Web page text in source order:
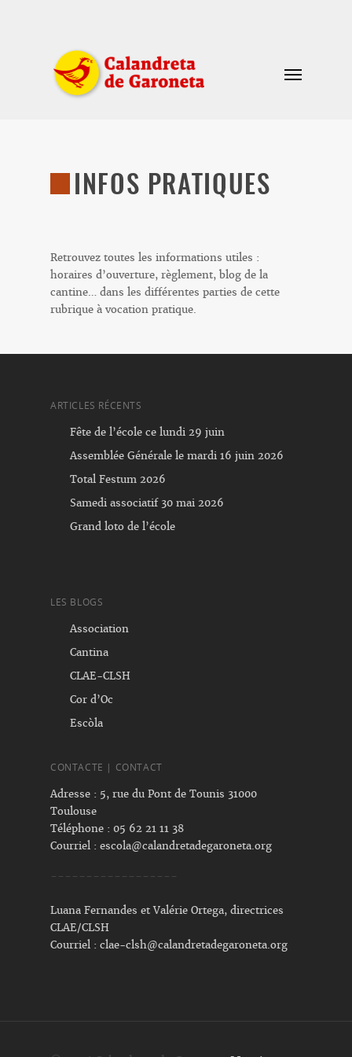
INFOS PRATIQUES
Retrouvez toutes les informations utiles :
horaires d’ouverture, règlement, blog de la
cantine… dans les différentes parties de cette
rubrique à vocation pratique.
ARTICLES RÉCENTS
Fête de l’école ce lundi 29 juin
Assemblée Générale le mardi 16 juin 2026
Total Festum 2026
Samedi associatif 30 mai 2026
Grand loto de l’école
LES BLOGS
Association
Cantina
CLAE-CLSH
Cor d’Oc
Escòla
CONTACTE | CONTACT
Adresse : 5, rue du Pont de Tounis 31000
Toulouse
Téléphone : 05 62 21 11 38
Courriel : escola@calandretadegaroneta.org
------------------
Luana Fernandes et Valérie Ortega, directrices
CLAE/CLSH
Courriel : clae-clsh@calandretadegaroneta.org